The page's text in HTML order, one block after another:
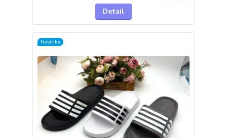
Detail
Novinka